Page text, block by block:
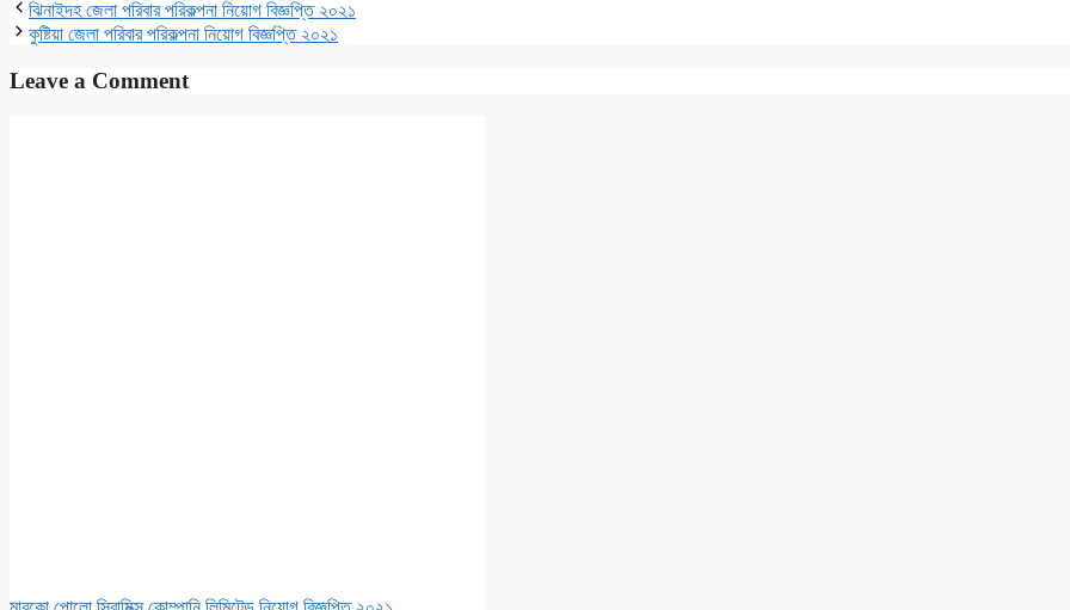
ঝিনাইদহ জেলা পরিবার পরিকল্পনা নিয়োগ বিজ্ঞপ্তি ২০২১
কুষ্টিয়া জেলা পরিবার পরিকল্পনা নিয়োগ বিজ্ঞপ্তি ২০২১
Leave a Comment